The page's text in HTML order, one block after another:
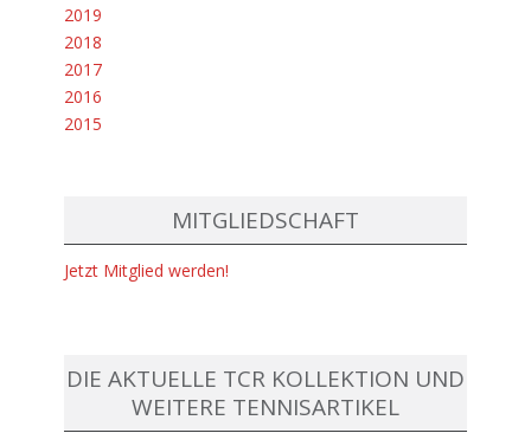
2019
2018
2017
2016
2015
MITGLIEDSCHAFT
Jetzt Mitglied werden!
DIE AKTUELLE TCR KOLLEKTION UND
WEITERE TENNISARTIKEL